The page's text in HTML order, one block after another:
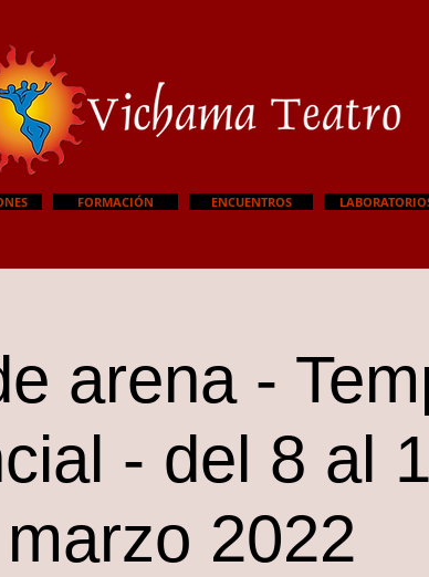
FORMACIÓN ENCUENTROS
arena -
- del 8 al
marzo 2022